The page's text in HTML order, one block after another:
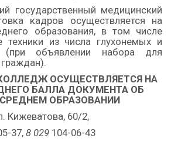
государственный медицинский
кадров осуществляется на
образования, в том числе
техники из числа глухонемых и
(при объявлении набора для
ОСУЩЕСТВЛЯЕТСЯ НА
БАЛЛА ДОКУМЕНТА ОБ
ОБРАЗОВАНИИ
Кижеватова, 60/2,
37, 8 029 104-06-43